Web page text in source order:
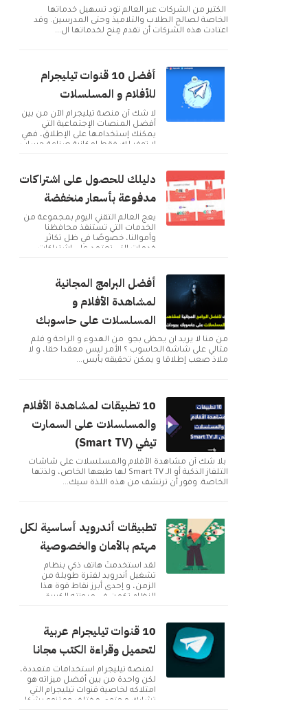
الكثير من الشركات عبر العالم تود تسهيل خدماتها
الخاصة لصالح الطلاب والتلاميذ وحتى المدرسين. وقد
اعتادت هذه الشركات أن تقدم مِنح لخدماتها ال...
أفضل 10 قنوات تيليجرام
للأفلام و المسلسلات
لا شك أن منصة تيليجرام الآن من بين
أفضل المنصات الإجتماعية التي
يمكنك إستخدامها على الإطلاق، فهي
لا توفر لك فقط إمكانية صناعة حساب
دليلك للحصول على اشتراكات
مدفوعة بأسعار منخفضة
يعج العالم التقني اليوم بمجموعة من
الخدمات التي تستنفذ محافظنا
وأموالنا، خصوصًا في ظل تكاثر
خدمات التي تعتمد على اشتراكات
أفضل البرامج المجانية
لمشاهدة الأفلام و
المسلسلات على حاسوبك
من منا لا يريد ان يحظى بجو من الهدوء و الراحة و فلم
مثالي على شاشة الحاسوب ؟ الأمر ليس معقدا حقا، و لا
ملاذ صعب إطلاقا و يمكن تحقيقه بأبس...
10 تطبيقات لمشاهدة الأفلام
والمسلسلات على السمارت
تيفي (Smart TV)
بلا شك أن مشاهدة الأفلام والمسلسلات على شاشات
التلفاز الذكية أو الـ Smart TV لها طبعها الخاص، ولذتها
الخاصة. وفور أن ترتشف من هذه اللذة سيك...
تطبيقات أندرويد أساسية لكل
مهتم بالأمان والخصوصية
لقد استخدمتُ هاتف ذكي بنظام
تشغيل أندرويد لفترة طويلة من
الزمن، و إحدى أبرز نقاط قوة هذا
النظام تكمن في مرونته الكبيرة
10 قنوات تيليجرام عربية
لتحميل وقراءة الكتب مجانا
لمنصة تيليجرام استخدامات متعددة،
لكن واحدة من بين أفضل ميزاته هو
امتلاكه لخاصية قنوات تيليجرام التي
تشارك محتوى مختلف ومتنوع بشكل